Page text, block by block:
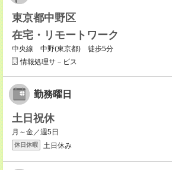
東京都中野区
在宅・リモートワーク
中央線 中野(東京都) 徒歩5分
情報処理サ－ビス
勤務曜日
土日祝休
月～金／週5日
休日休暇 土日休み